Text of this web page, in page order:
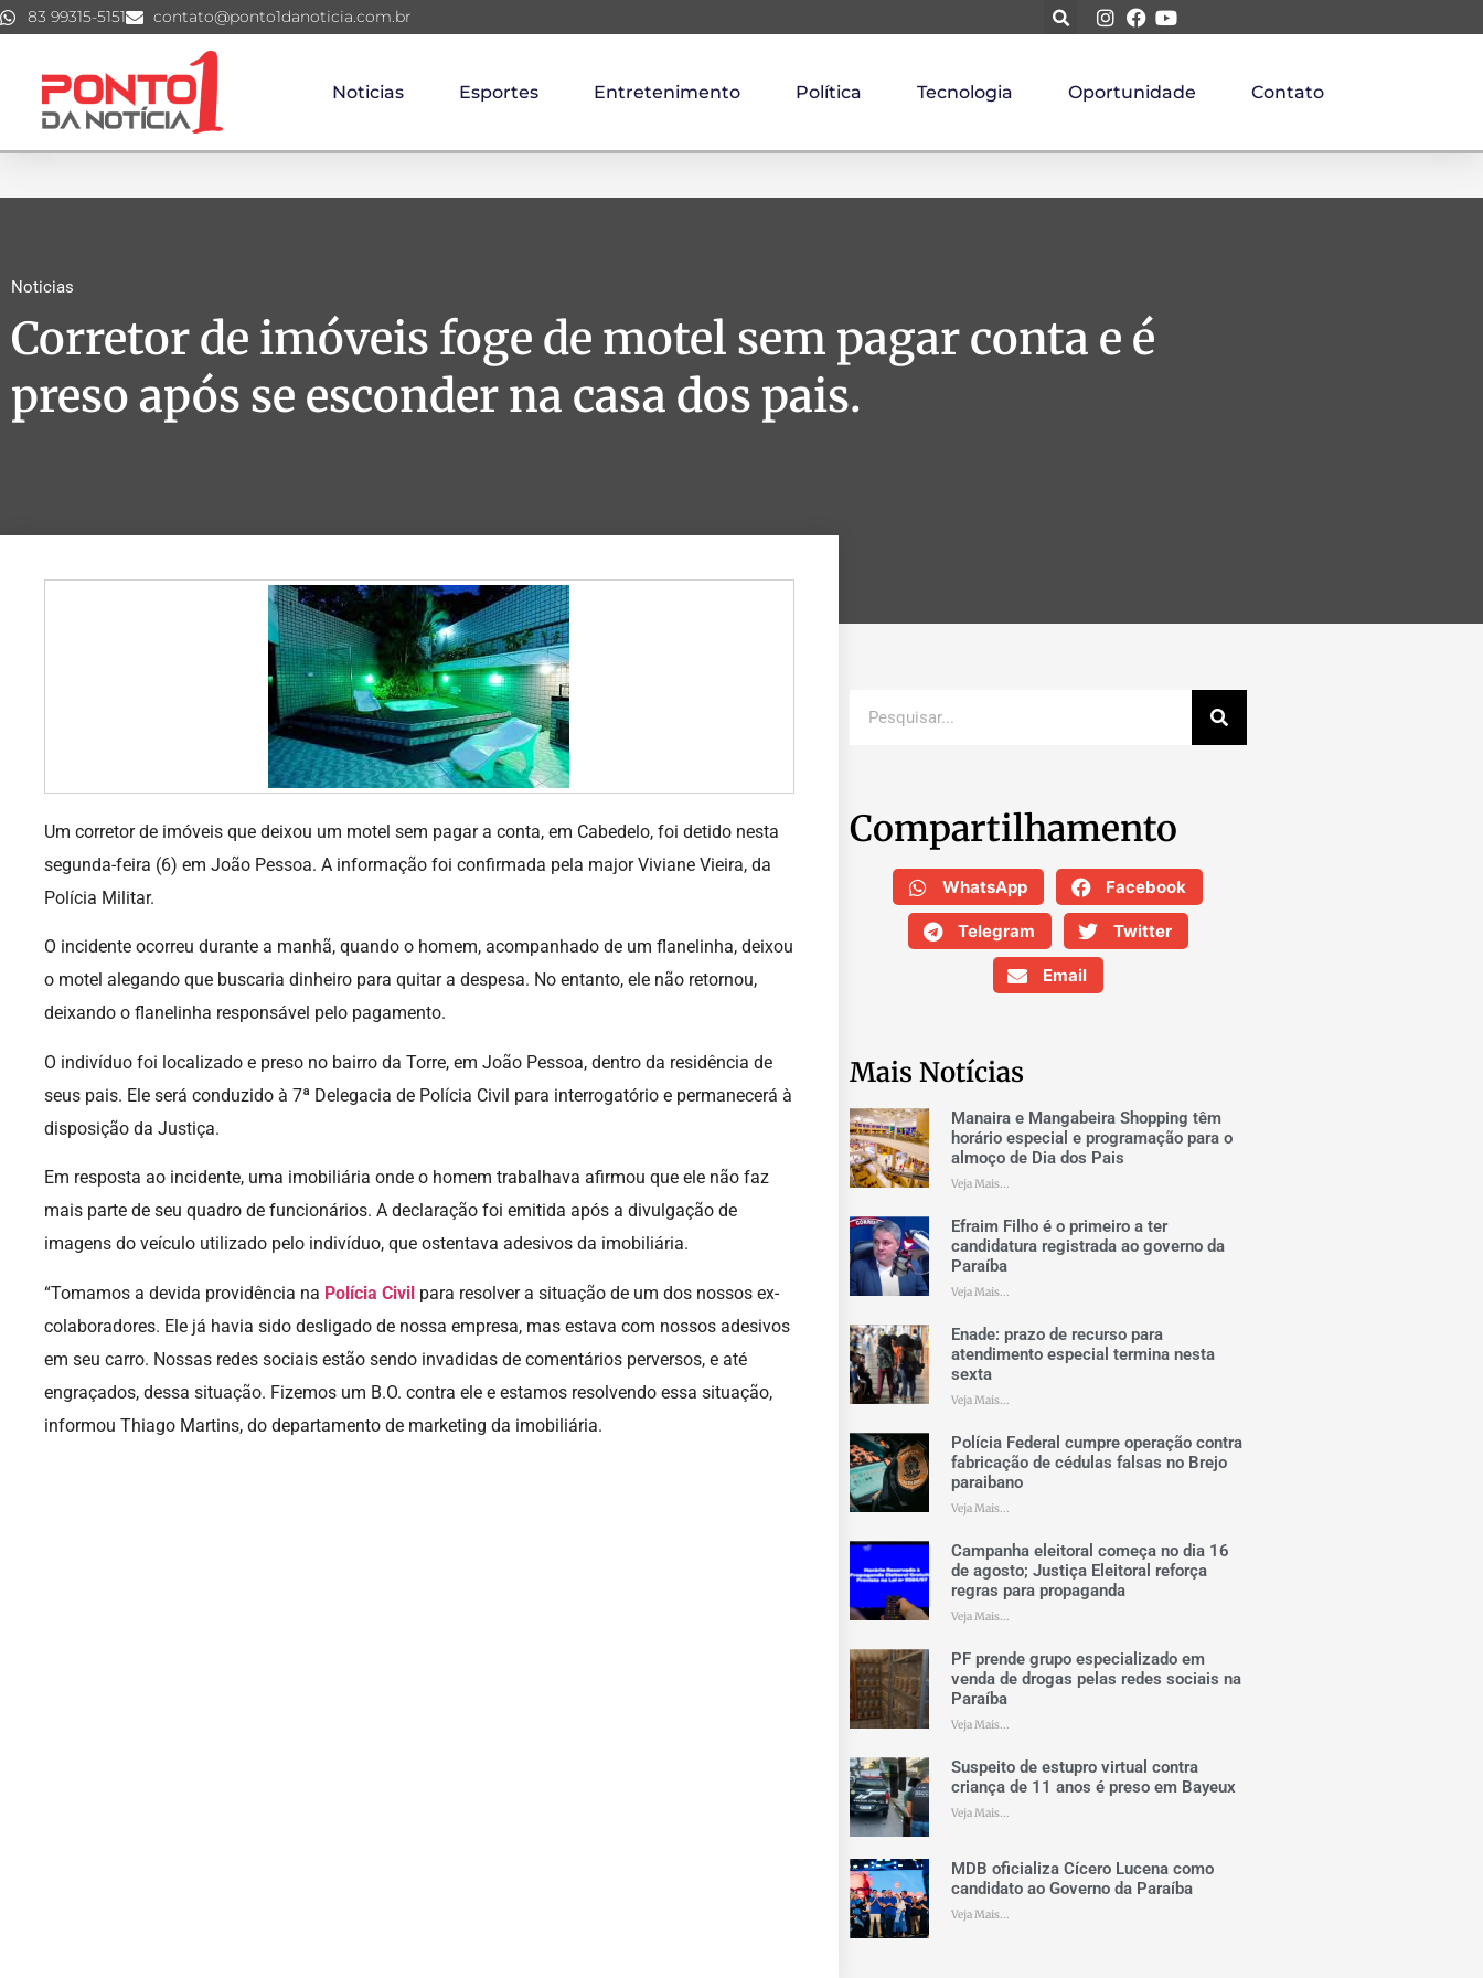
83 99315-5151 contato@ponto1danoticia.com.br
Noticias Esportes Entretenimento Política Tecnologia Oportunidade Contato
Noticias
Corretor de imóveis foge de motel sem pagar conta e é
preso após se esconder na casa dos pais.
Um corretor de imóveis que deixou um motel sem pagar a conta, em Cabedelo, foi detido nesta
segunda-feira (6) em João Pessoa. A informação foi confirmada pela major Viviane Vieira, da
Polícia Militar.
O incidente ocorreu durante a manhã, quando o homem, acompanhado de um flanelinha, deixou
o motel alegando que buscaria dinheiro para quitar a despesa. No entanto, ele não retornou,
deixando o flanelinha responsável pelo pagamento.
O indivíduo foi localizado e preso no bairro da Torre, em João Pessoa, dentro da residência de
seus pais. Ele será conduzido à 7ª Delegacia de Polícia Civil para interrogatório e permanecerá à
disposição da Justiça.
Em resposta ao incidente, uma imobiliária onde o homem trabalhava afirmou que ele não faz
mais parte de seu quadro de funcionários. A declaração foi emitida após a divulgação de
imagens do veículo utilizado pelo indivíduo, que ostentava adesivos da imobiliária.
“Tomamos a devida providência na Polícia Civil para resolver a situação de um dos nossos ex-
colaboradores. Ele já havia sido desligado de nossa empresa, mas estava com nossos adesivos
em seu carro. Nossas redes sociais estão sendo invadidas de comentários perversos, e até
engraçados, dessa situação. Fizemos um B.O. contra ele e estamos resolvendo essa situação,
informou Thiago Martins, do departamento de marketing da imobiliária.
Compartilhamento
WhatsApp Facebook
Telegram Twitter
Email
Mais Notícias
Manaira e Mangabeira Shopping têm
horário especial e programação para o
almoço de Dia dos Pais
Veja Mais...
Efraim Filho é o primeiro a ter
candidatura registrada ao governo da
Paraíba
Veja Mais...
Enade: prazo de recurso para
atendimento especial termina nesta
sexta
Veja Mais...
Polícia Federal cumpre operação contra
fabricação de cédulas falsas no Brejo
paraibano
Veja Mais...
Campanha eleitoral começa no dia 16
de agosto; Justiça Eleitoral reforça
regras para propaganda
Veja Mais...
PF prende grupo especializado em
venda de drogas pelas redes sociais na
Paraíba
Veja Mais...
Suspeito de estupro virtual contra
criança de 11 anos é preso em Bayeux
Veja Mais...
MDB oficializa Cícero Lucena como
candidato ao Governo da Paraíba
Veja Mais...